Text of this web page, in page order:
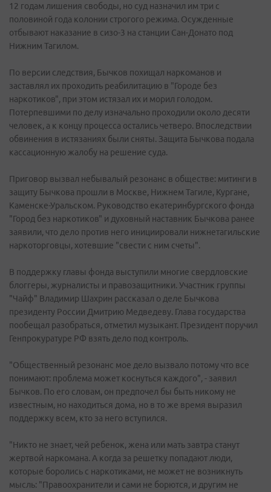
12 годам лишения свободы, но суд назначил им три с
половиной года колонии строгого режима. Осужденные
отбывают наказание в сизо-3 на станции Сан-Донато под
Нижним Тагилом.
По версии следствия, Бычков похищал наркоманов и
заставлял их проходить реабилитацию в "Городе без
наркотиков", при этом истязал их и морил голодом.
Потерпевшими по делу изначально проходили около десяти
человек, а к концу процесса остались четверо. Впоследствии
обвинения в истязаниях были сняты. Защита Бычкова подала
кассационную жалобу на решение суда.
Приговор вызвал небывалый резонанс в обществе: митинги в
защиту Бычкова прошли в Москве, Нижнем Тагиле, Кургане,
Каменске-Уральском. Руководство екатеринбургского фонда
"Город без наркотиков" и духовный наставник Бычкова ранее
заявили, что дело против него инициировали нижнетагильские
наркоторговцы, хотевшие "свести с ним счеты".
В поддержку главы фонда выступили многие свердловские
блоггеры, журналисты и правозащитники. Участник группы
"Чайф" Владимир Шахрин рассказал о деле Бычкова
президенту России Дмитрию Медведеву. Глава государства
пообещал разобраться, отметил музыкант. Президент поручил
Генпрокуратуре РФ взять дело под контроль.
"Общественный резонанс мое дело вызвало потому что все
понимают: проблема может коснуться каждого", - заявил
Бычков. По его словам, он предпочел бы быть никому не
известным, но находиться дома, но в то же время выразил
поддержку всем, кто за него вступился.
"Никто не знает, чей ребенок, жена или мать завтра станут
жертвой наркомана. А когда за решетку попадают люди,
которые боролись с наркотиками, не может не возникнуть
мысль: "Правоохранители и сами не борются, и другим не